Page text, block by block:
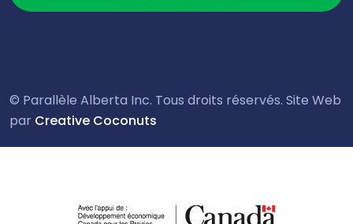
© Parallèle Alberta Inc. Tous droits réservés. Site Web
par Creative Coconuts